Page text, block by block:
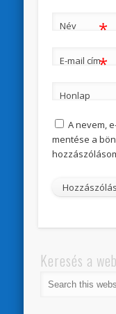
Név *
E-mail cím*
Honlap
A nevem,
mentése a
Keresés a